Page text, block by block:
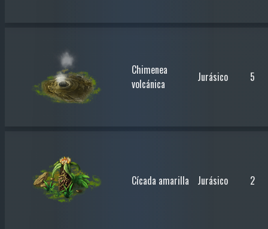
Chimenea
volcánica
Jurásico 5
Cícada amarilla Jurásico 2